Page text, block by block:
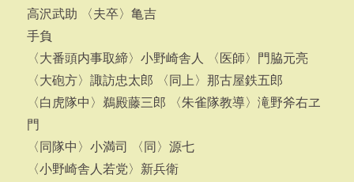
高沢武助 〈夫卒〉亀吉
手負
〈大番頭内事取締〉小野崎舎人 〈医師〉門脇元亮
〈大砲方〉諏訪忠太郎 〈同上〉那古屋鉄五郎
〈白虎隊中〉鵜殿藤三郎 〈朱雀隊教導〉滝野斧右ヱ
門
〈同隊中〉小満司 〈同〉源七
〈小野崎舎人若党〉新兵衛